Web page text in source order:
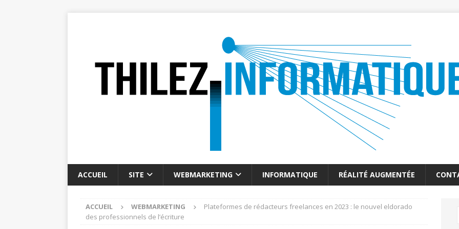
ACCUEIL SITE WEBMARKETING INFORMATIQUE RÉALITÉ AUGMENTÉE
ACCUEIL WEBMARKETING
Plateformes de rédacteurs freelances en 2023 : le nouvel eldorado
des professionnels de l’écriture